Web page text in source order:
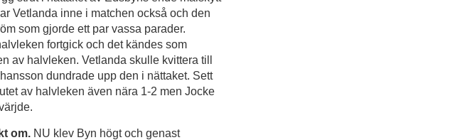
Vetlanda inne i matchen också och den
som gjorde ett par vassa parader.
fortgick och det kändes som
av halvleken. Vetlanda skulle kvittera till
dundrade upp den i nättaket. Sett
av halvleken även nära 1-2 men Jocke
om. NU klev Byn högt och genast